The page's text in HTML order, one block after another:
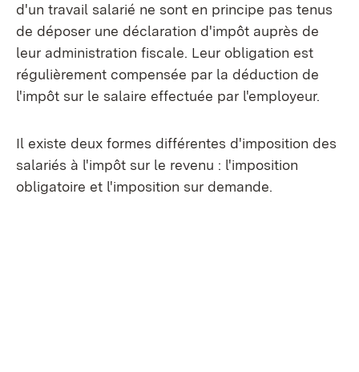
d'un travail salarié ne sont en principe pas tenus
de déposer une déclaration d'impôt auprès de
leur administration fiscale. Leur obligation est
régulièrement compensée par la déduction de
l'impôt sur le salaire effectuée par l'employeur.
Il existe deux formes différentes d'imposition des
salariés à l'impôt sur le revenu : l'imposition
obligatoire et l'imposition sur demande.